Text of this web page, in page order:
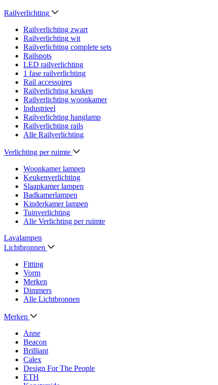
Railverlichting
Railverlichting zwart
Railverlichting wit
Railverlichting complete sets
Railspots
LED railverlichting
1 fase railverlichting
Rail accessoires
Railverlichting keuken
Railverlichting woonkamer
Industrieel
Railverlichting hanglamp
Railverlichting rails
Alle Railverlichting
Verlichting per ruimte
Woonkamer lampen
Keukenverlichting
Slaapkamer lampen
Badkamerlampen
Kinderkamer lampen
Tuinverlichting
Alle Verlichting per ruimte
Lavalampen
Lichtbronnen
Fitting
Vorm
Merken
Dimmers
Alle Lichtbronnen
Merken
Anne
Beacon
Brilliant
Calex
Design For The People
ETH